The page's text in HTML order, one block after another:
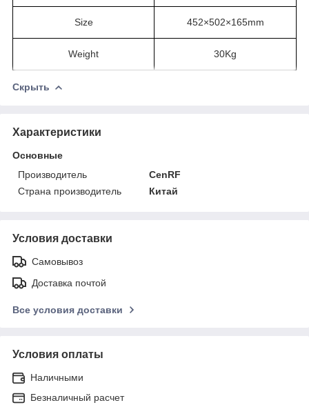
Size 452×502×165mm
Weight 30Kg
Скрыть
Характеристики
Основные
Производитель
CenRF
Страна производитель
Китай
Условия доставки
Самовывоз
Доставка почтой
Все условия доставки
Условия оплаты
Наличными
Безналичный расчет